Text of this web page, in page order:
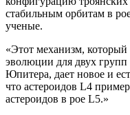
стабильным орбитам в
ученые.
«Этот механизм,
эволюции для двух групп
Юпитера, дает новое и
что астероидов L4
астероидов в рое L5.»